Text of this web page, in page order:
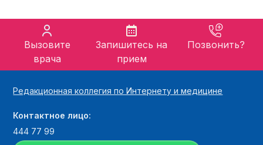
Вызовите
врача
Запишитесь на
прием
Позвонить?
Редакционная коллегия по Интернету и медицине
Контактное лицо:
444 77 99